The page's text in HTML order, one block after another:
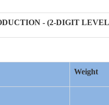
- (2-DIGIT
Weight